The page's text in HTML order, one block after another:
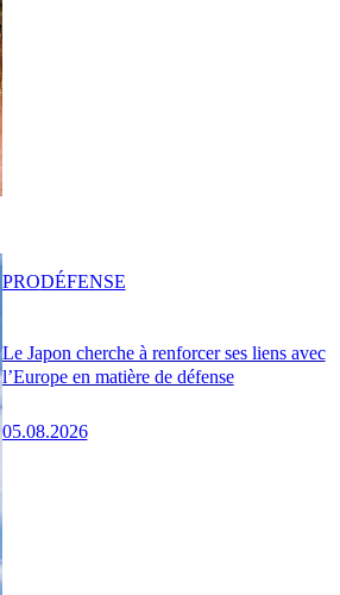
Le Japon cherche à renforcer ses liens avec
l’Europe en matière de défense
05.08.2026
PRODÉFENSE